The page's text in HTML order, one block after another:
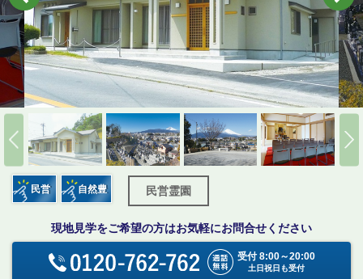
民営 自然豊 民営霊園
現地見学をご希望の方はお気軽にお問合せください
受付 8:00～20:00
土日祝日も受付